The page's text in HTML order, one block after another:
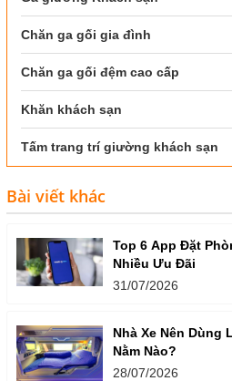
Chăn ga gối gia đình
Chăn ga gối đệm cao cấp
Khăn khách sạn
Tấm trang trí giường khách sạn
Bài viết khác
Top 6 App Đặt
Nhiều Ưu Đãi
31/07/2026
Nhà Xe Nên Dùng
Nằm Nào?
28/07/2026